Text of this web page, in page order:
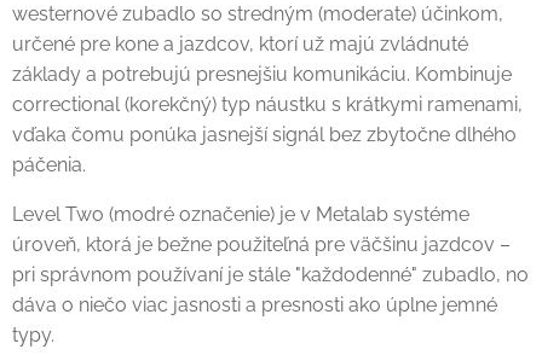
westernové zubadlo so stredným (moderate) účinkom,
určené pre kone a jazdcov, ktorí už majú zvládnuté
základy a potrebujú presnejšiu komunikáciu. Kombinuje
correctional (korekčný) typ náustku s krátkymi ramenami,
vďaka čomu ponúka jasnejší signál bez zbytočne dlhého
páčenia.
Level Two (modré označenie) je v Metalab systéme
úroveň, ktorá je bežne použiteľná pre väčšinu jazdcov –
pri správnom používaní je stále "každodenné" zubadlo, no
dáva o niečo viac jasnosti a presnosti ako úplne jemné
typy.